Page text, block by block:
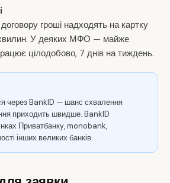
гроші надходять на картку
У деяких МФО — майже
цілодобово, 7 днів на тиждень.
через BankID — шанс схвалення
приходить швидше. BankID
Приватбанку, monobank,
інших великих банків.